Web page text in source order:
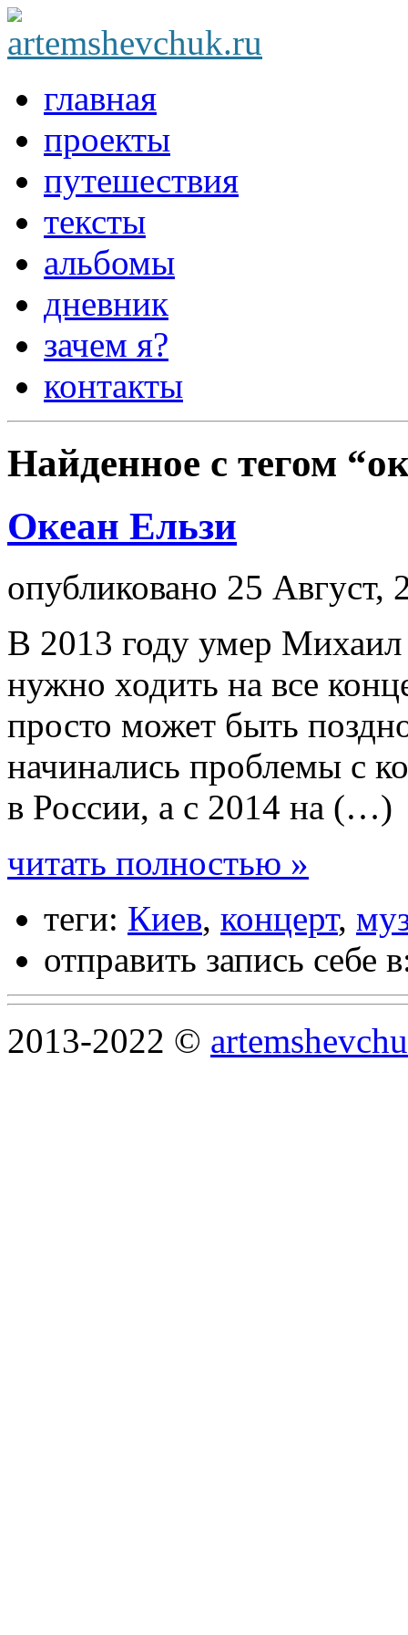
главная
проекты
путешествия
тексты
альбомы
дневник
зачем я?
контакты
Найденное с тегом
Океан Ельзи
опубликовано 25 Август,
В 2013 году умер Михаил
нужно ходить на все
просто может быть
начинались проблемы с
в России, а с 2014 на (…)
читать полностью »
теги: Киев, концерт,
отправить запись себе
2013-2022 ©